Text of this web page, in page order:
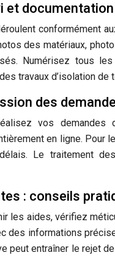
et documentation
conformément
des matériaux,
Numérisez tous
travaux d’isolation
des
vos demandes
en ligne. Pour
Le traitement
: conseils
les aides, vérifiez
des informations
peut entraîner le rejet